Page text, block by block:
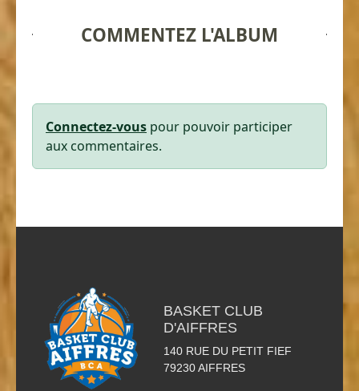
COMMENTEZ L'ALBUM
Connectez-vous pour pouvoir participer
aux commentaires.
BASKET CLUB
D'AIFFRES
140 RUE DU PETIT FIEF
79230AIFFRES